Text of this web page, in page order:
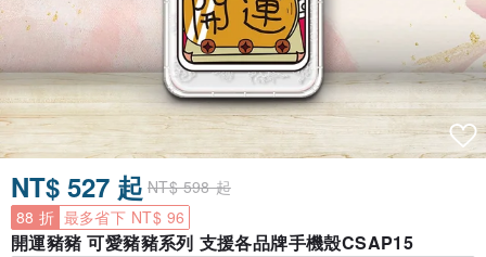
NT$ 527 起 NT$ 598 起
88 折 最多省下 NT$ 96
開運豬豬 可愛豬豬系列 支援各品牌手機殼CSAP15